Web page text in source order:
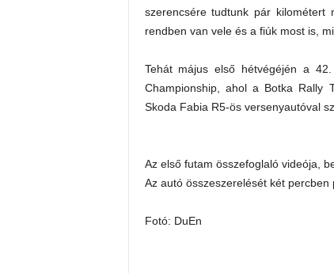
szerencsére tudtunk pár
rendben van vele és a fiúk most is,
Tehát május első hétvégéjén a
Championship, ahol a Botka Rally
Skoda Fabia R5-ös versenyautóval
Az első futam összefoglaló videója,
Az autó összeszerelését két
Fotó: DuEn